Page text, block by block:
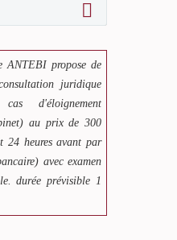
ANTEBI propose de
juridique
d'éloignement
au prix de 300
24 heures avant par
avec examen
durée prévisible 1